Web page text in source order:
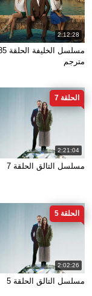
2:12:28
مترجم
2:21:04
الحلقة 7
مسلسل التالق الحلقة 7
2:02:26
الحلقة 5
مسلسل التالق الحلقة 5